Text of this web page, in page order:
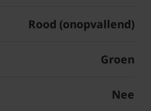
Rood (onopvallend)
Groen
Nee